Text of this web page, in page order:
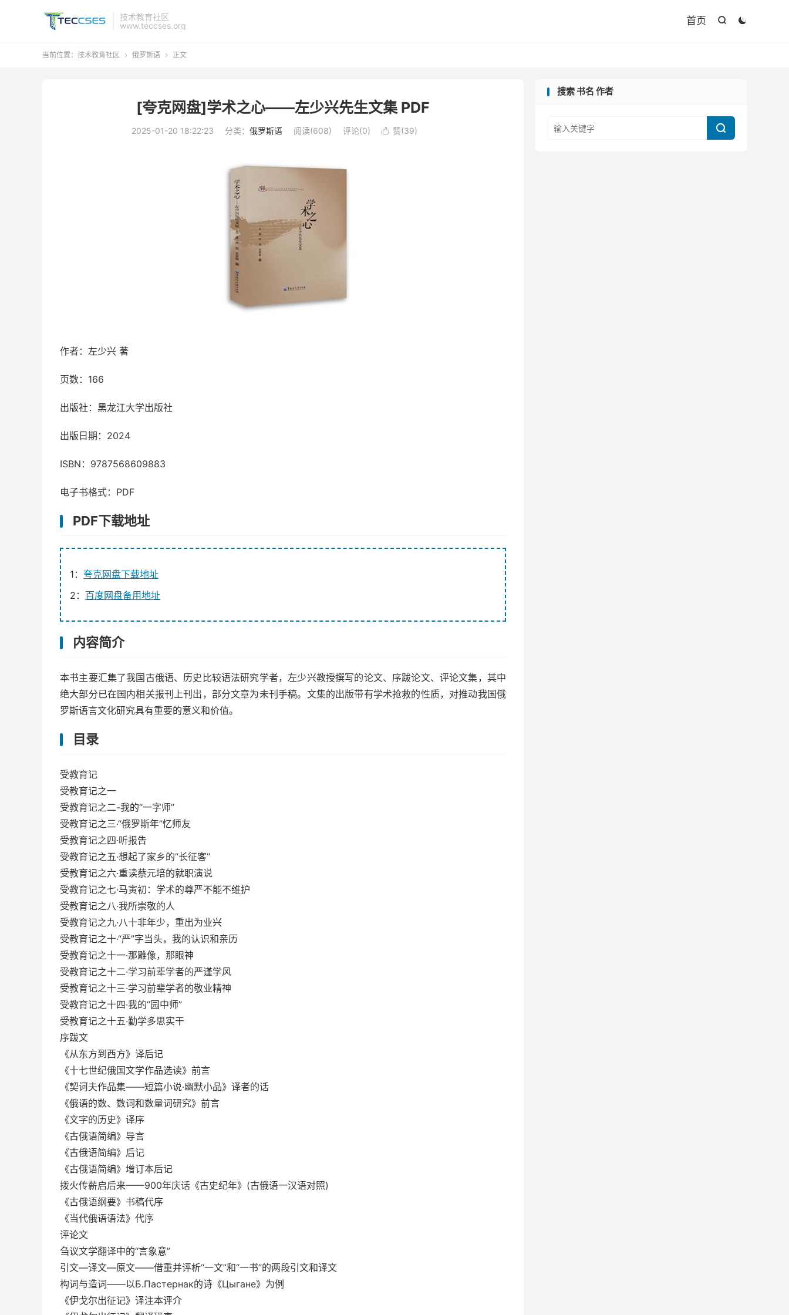
技术教育社区
www.teccses.org


首页
当前位置： 技术教育社区  俄罗斯语  正文
[夸克网盘]学术之心——左少兴先生文集 PDF
2025-01-20 18:22:23 分类： 俄罗斯语 阅读(608) 评论(0)  赞(39)
作者：左少兴 著
页数：166
出版社：黑龙江大学出版社
出版日期：2024
ISBN：9787568609883
电子书格式：PDF
PDF下载地址
1： 夸克网盘下载地址
2： 百度网盘备用地址
内容简介
本书主要汇集了我国古俄语、历史比较语法研究学者，左少兴教授撰写的论文、序跋论文、评论文集，其中
绝大部分已在国内相关报刊上刊出，部分文章为未刊手稿。文集的出版带有学术抢救的性质，对推动我国俄
罗斯语言文化研究具有重要的意义和价值。
目录
受教育记
受教育记之一
受教育记之二-我的“一字师”
受教育记之三·“俄罗斯年”忆师友
受教育记之四·听报告
受教育记之五·想起了家乡的“长征客”
受教育记之六·重读蔡元培的就职演说
受教育记之七·马寅初：学术的尊严不能不维护
受教育记之八·我所崇敬的人
受教育记之九·八十非年少，重出为业兴
受教育记之十·“严”字当头，我的认识和亲历
受教育记之十一·那雕像，那眼神
受教育记之十二·学习前辈学者的严谨学风
受教育记之十三·学习前辈学者的敬业精神
受教育记之十四·我的“园中师”
受教育记之十五·勤学多思实干
序跋文
《从东方到西方》译后记
《十七世纪俄国文学作品选读》前言
《契诃夫作品集——短篇小说·幽默小品》译者的话
《俄语的数、数词和数量词研究》前言
《文字的历史》译序
《古俄语简编》导言
《古俄语简编》后记
《古俄语简编》增订本后记
拨火传薪启后来——900年庆话《古史纪年》(古俄语一汉语对照)
《古俄语纲要》书稿代序
《当代俄语语法》代序
评论文
刍议文学翻译中的“言象意”
引文—译文—原文——借重并评析“一文”和“一书”的两段引文和译文
构词与造词——以Б.Пастернак的诗《Цыгане》为例
《伊戈尔出征记》译注本评介
搜索 书名 作者
